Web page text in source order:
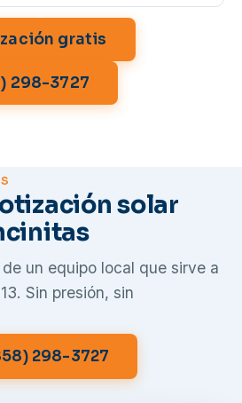
gratis
298-3727
solar
un equipo local que sirve a
Sin presión, sin
298-3727